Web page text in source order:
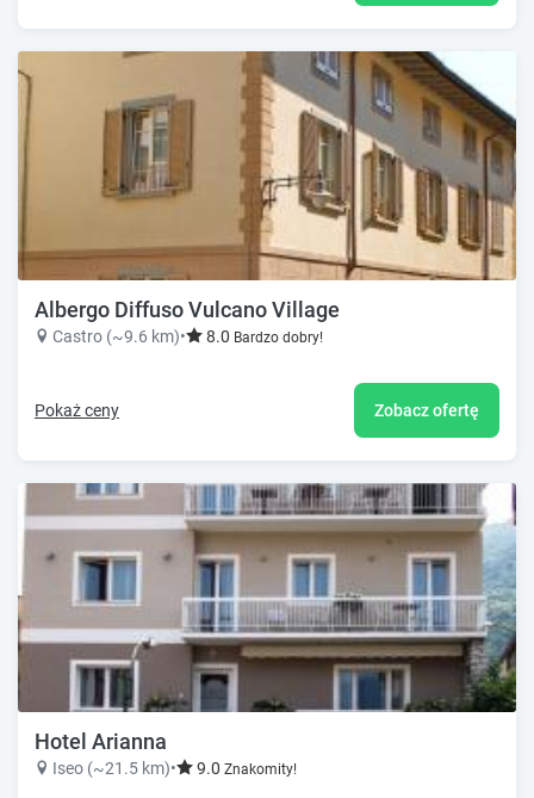
Albergo Diffuso Vulcano Village
Castro (~9.6 km)• 8.0 Bardzo dobry!
Pokaż ceny Zobacz ofertę
Hotel Arianna
Iseo (~21.5 km)• 9.0 Znakomity!